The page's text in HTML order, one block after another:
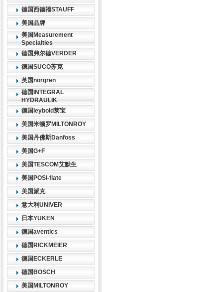
德国西德福STAUFF
美国品牌
美国Measurement
Specialties
德国弗尔德VERDER
德国SUCO苏克
英国norgren
德国INTEGRAL
HYDRAULIK
德国leybold莱宝
美国米顿罗MILTONROY
美国丹佛斯Danfoss
美国G+F
美国TESCOM艾默生
美国POSI-flate
美国派克
意大利UNIVER
日本YUKEN
德国aventics
德国RICKMEIER
德国ECKERLE
德国BOSCH
美国MILTONROY